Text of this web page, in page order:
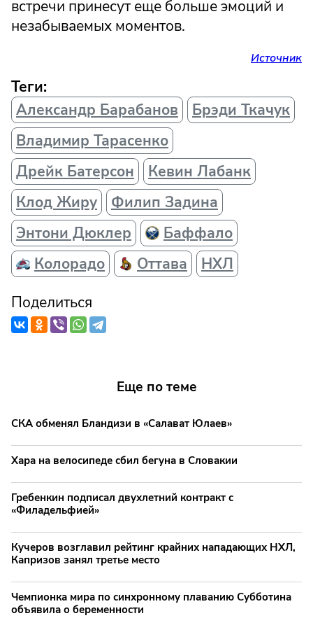
встречи принесут еще больше эмоций и
незабываемых моментов.
Источник
Теги:
Александр Барабанов
Брэди Ткачук
Владимир Тарасенко
Дрейк Батерсон
Кевин Лабанк
Клод Жиру
Филип Задина
Энтони Дюклер
Баффало
Колорадо
Оттава
НХЛ
Поделиться
Еще по теме
СКА обменял Бландизи в «Салават Юлаев»
Хара на велосипеде сбил бегуна в Словакии
Гребенкин подписал двухлетний контракт с
«Филадельфией»
Кучеров возглавил рейтинг крайних нападающих НХЛ,
Капризов занял третье место
Чемпионка мира по синхронному плаванию Субботина
объявила о беременности